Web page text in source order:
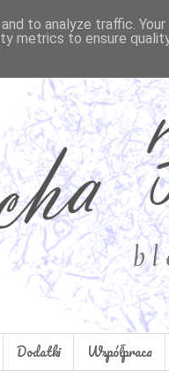
Dodatki Współpraca
to analyze traffic.
metrics to ensure